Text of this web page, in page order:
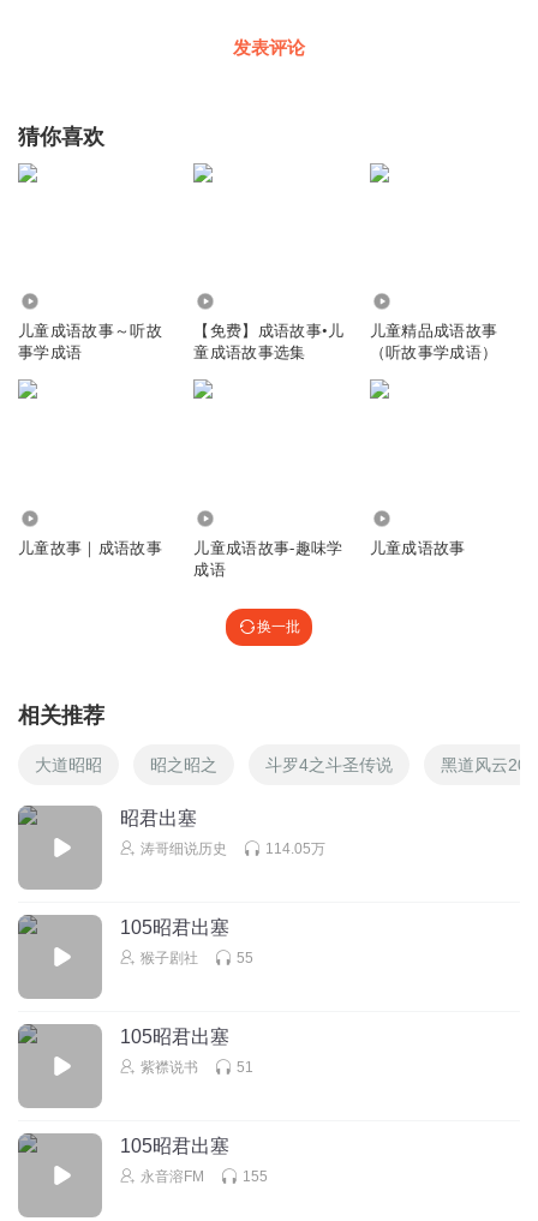
发表评论
猜你喜欢
儿童成语故事～听故
事学成语
【免费】成语故事•儿
童成语故事选集
儿童精品成语故事
（听故事学成语）
儿童故事｜成语故事
儿童成语故事-趣味学
成语
儿童成语故事
换一批
相关推荐
大道昭昭 昭之昭之 斗罗4之斗圣传说 黑道风云20
昭君出塞
涛哥细说历史 114.05万
105昭君出塞
猴子剧社 55
105昭君出塞
紫襟说书 51
105昭君出塞
永音溶FM 155